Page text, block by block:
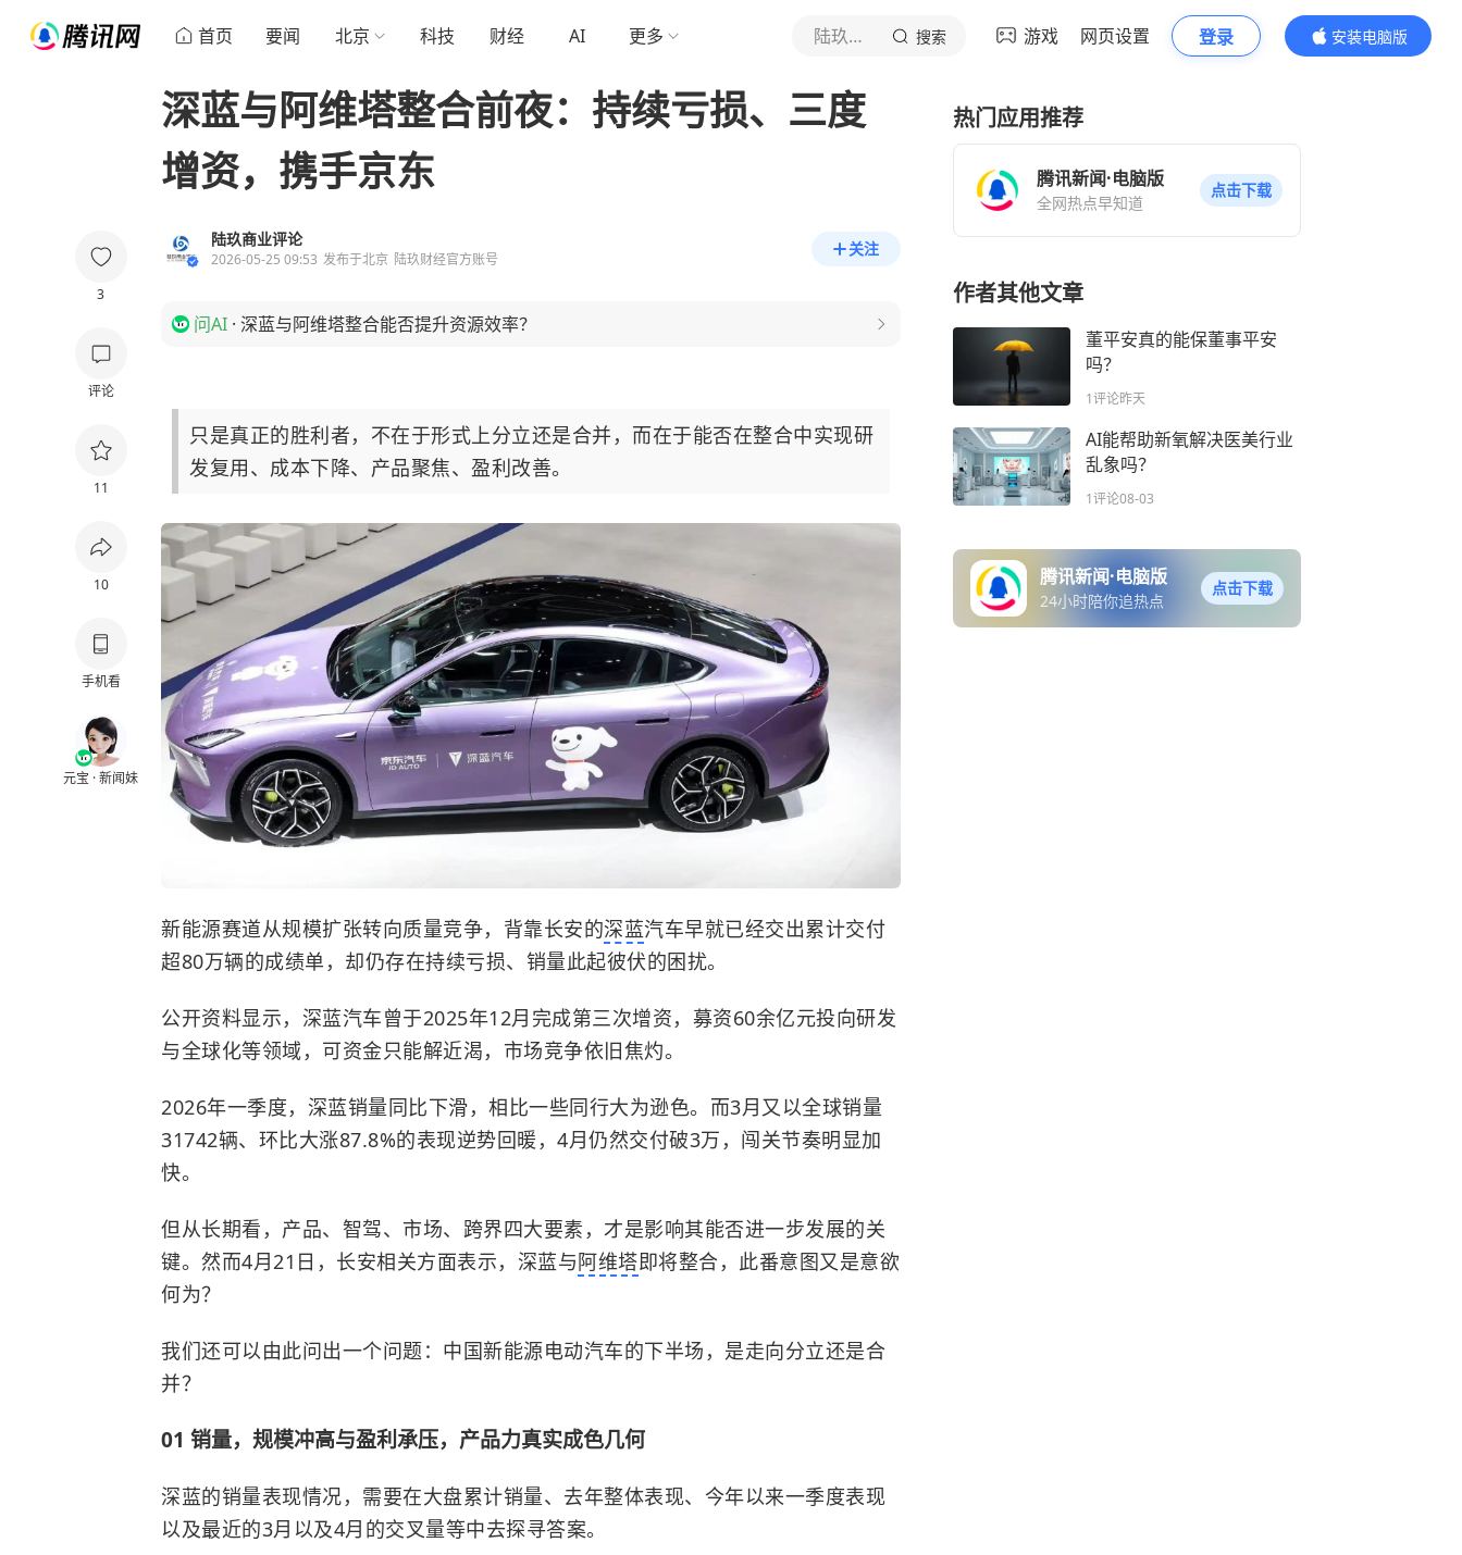
首页 要闻 北京 科技 财经 AI 更多 陆玖商业评论 搜索 游戏 网页设置 登录
安装电脑版
内容更精彩
3
评论
11
10
手机看
元宝 · 新闻妹
深蓝与阿维塔整合前夜：持续亏损、三度
增资，携手京东
陆玖商业评论
2026-05-25 09:53 发布于北京 陆玖财经官方账号
关注
问AI · 深蓝与阿维塔整合能否提升资源效率？
只是真正的胜利者，不在于形式上分立还是合并，而在于能否在整合中实现研
发复用、成本下降、产品聚焦、盈利改善。
新能源赛道从规模扩张转向质量竞争，背靠长安的深蓝汽车早就已经交出累计交付
超80万辆的成绩单，却仍存在持续亏损、销量此起彼伏的困扰。
公开资料显示，深蓝汽车曾于2025年12月完成第三次增资，募资60余亿元投向研发
与全球化等领域，可资金只能解近渴，市场竞争依旧焦灼。
2026年一季度，深蓝销量同比下滑，相比一些同行大为逊色。而3月又以全球销量
31742辆、环比大涨87.8%的表现逆势回暖，4月仍然交付破3万，闯关节奏明显加
快。
但从长期看，产品、智驾、市场、跨界四大要素，才是影响其能否进一步发展的关
键。然而4月21日，长安相关方面表示，深蓝与阿维塔即将整合，此番意图又是意欲
何为？
我们还可以由此问出一个问题：中国新能源电动汽车的下半场，是走向分立还是合
并？
01 销量，规模冲高与盈利承压，产品力真实成色几何
深蓝的销量表现情况，需要在大盘累计销量、去年整体表现、今年以来一季度表现
以及最近的3月以及4月的交叉量等中去探寻答案。
热门应用推荐
腾讯新闻·电脑版
全网热点早知道
点击下载
作者其他文章
董平安真的能保董事平安
吗？
1评论昨天
AI能帮助新氧解决医美行业
乱象吗？
1评论08-03
腾讯新闻·电脑版
24小时陪你追热点
点击下载